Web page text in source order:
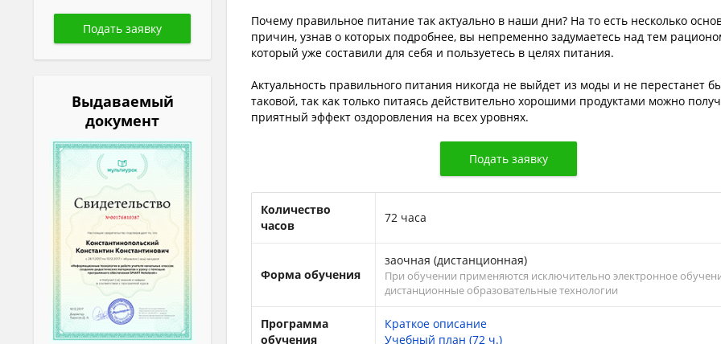
Выдаваемый
документ
Почему правильное питание так актуально в наши дни? На то есть несколько
причин, узнав о которых подробнее, вы непременно задумаетесь над тем
который уже составили для себя и пользуетесь в целях питания.
Актуальность правильного питания никогда не выйдет из моды и не перестанет
таковой, так как только питаясь действительно хорошими продуктами можно
приятный эффект оздоровления на всех уровнях.
Количество
часов
72 часа
Форма обучения
заочная (дистанционная)
При обучении применяются исключительно электронное
дистанционные образовательные технологии
Программа
обучения
Краткое описание
Учебный план (72 ч.)